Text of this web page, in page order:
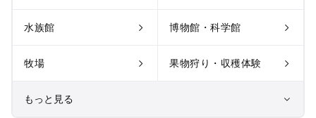
水族館 博物館・科学館
牧場 果物狩り・収穫体験
もっと見る